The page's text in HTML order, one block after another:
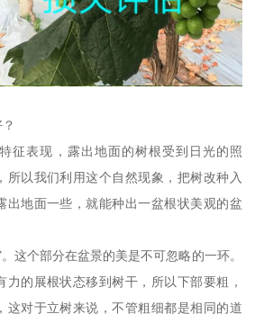
征表现，露出地面的树根受到日光的照
所以我们利用这个自然现象，把树改种入
出地面一些，就能种出一盆根状美观的盆
这个部分在盆景的美是不可忽略的一环。
力的展根状态移到树干，所以下部要粗，
这对于立树来说，不管粗细都是相同的道